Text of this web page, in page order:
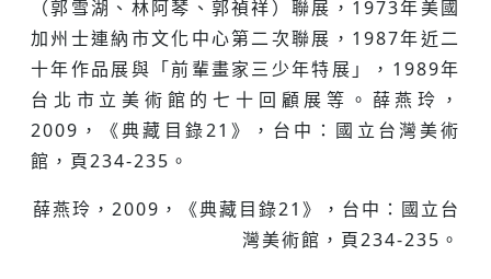
（郭雪湖、林阿琴、郭禎祥）聯展，1973年美國
加州士連納市文化中心第二次聯展，1987年近二
十年作品展與「前輩畫家三少年特展」，1989年
台北市立美術館的七十回顧展等。薛燕玲，
2009，《典藏目錄21》，台中：國立台灣美術
館，頁234-235。
薛燕玲，2009，《典藏目錄21》，台中：國立台
灣美術館，頁234-235。